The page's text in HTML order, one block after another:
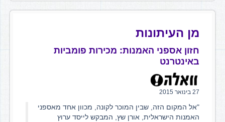
מן העיתונות
חזון אספני האמנות: מכירות פומביות
באינטרנט
27 בינואר 2015
"אל המקום הזה, שבין המוכר לקונה, מכוון אחד מאספני
האמנות הישראלית, אורן שץ, המבקש לייסד ערוץ